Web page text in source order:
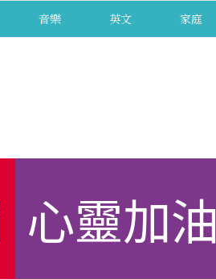
音樂 英文 家庭
心靈加油